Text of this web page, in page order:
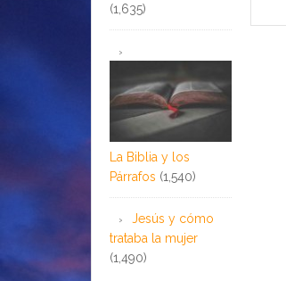
(1,635)
La Biblia y los
Párrafos (1,540)
Jesús y cómo
trataba la mujer
(1,490)